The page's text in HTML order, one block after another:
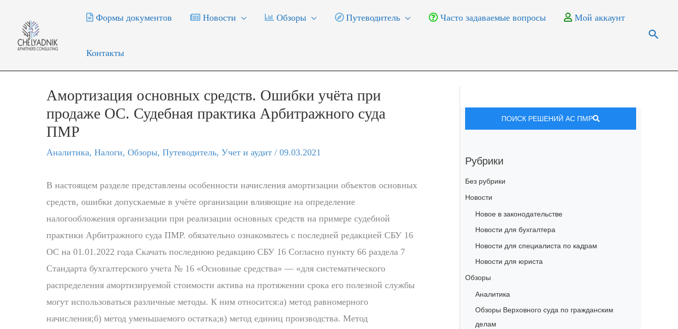
содержимому
Формы документов Новости Обзоры Путеводитель Часто задаваемые вопросы Мой аккаунт
Контакты
Амортизация основных средств. Ошибки учёта при
продаже ОС. Судебная практика Арбитражного суда
ПМР
Аналитика, Налоги, Обзоры, Путеводитель, Учет и аудит / 09.03.2021
В настоящем разделе представлены особенности начисления амортизации объектов основных
средств, ошибки допускаемые в учёте организации влияющие на определение
налогообложения организации при реализации основных средств на примере судебной
практики Арбитражного суда ПМР. обязательно ознакомьтесь с последней редакцией СБУ 16
ОС на 01.01.2022 года Скачать последнюю редакцию СБУ 16 Согласно пункту 66 раздела 7
Стандарта бухгалтерского учета № 16 «Основные средства» — «для систематического
распределения амортизируемой стоимости актива на протяжении срока его полезной службы
могут использоваться различные методы. К ним относится:а) метод равномерного
начисления;б) метод уменьшаемого остатка;в) метод единиц производства. Метод
ПОИСК РЕШЕНИЙ АС ПМР
Рубрики
Без рубрики
Новости
Новое в законодательстве
Новости для бухгалтера
Новости для специалиста по кадрам
Новости для юриста
Обзоры
Аналитика
Обзоры Верховного суда по гражданским
делам